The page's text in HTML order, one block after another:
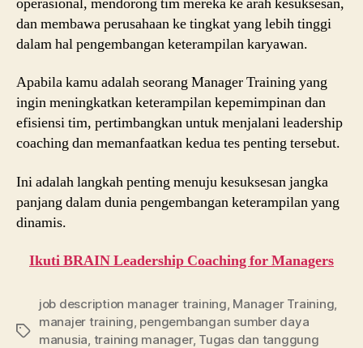
dan membawa perusahaan ke tingkat yang lebih tinggi
dalam hal pengembangan keterampilan karyawan.
Apabila kamu adalah seorang Manager Training yang
ingin meningkatkan keterampilan kepemimpinan dan
efisiensi tim, pertimbangkan untuk menjalani leadership
coaching dan memanfaatkan kedua tes penting tersebut.
Ini adalah langkah penting menuju kesuksesan jangka
panjang dalam dunia pengembangan keterampilan yang
dinamis.
Ikuti BRAIN Leadership Coaching for Managers
Tags
job description manager training, Manager Training,
manajer training, pengembangan sumber daya
manusia, training manager, Tugas dan tanggung